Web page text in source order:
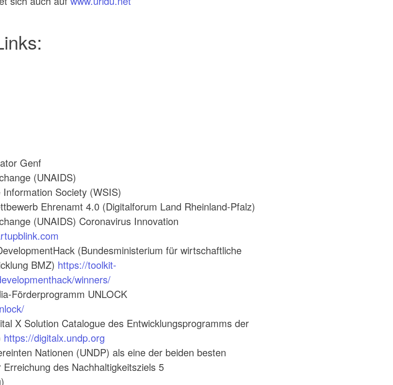
Genf
(UNAIDS)
Society (WSIS)
Ehrenamt 4.0 (Digitalforum Land Rheinland-Pfalz)
(UNAIDS) Coronavirus Innovation
(Bundesministerium für wirtschaftliche
BMZ) https://toolkit-
winners/
Förderprogramm UNLOCK
X Solution Catalogue des Entwicklungsprogramms der
https://digitalx.undp.org
Nationen (UNDP) als eine der beiden besten
des Nachhaltigkeitsziels 5